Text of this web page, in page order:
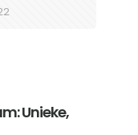
Unieke,